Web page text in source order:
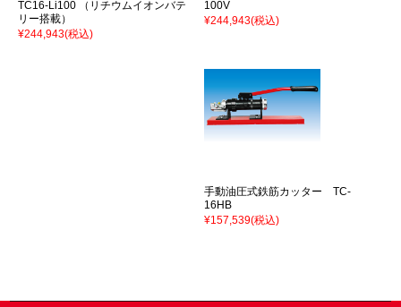
TC16-Li100 （リチウムイオンバテ
リー搭載）
¥244,943(税込)
100V
¥244,943(税込)
手動油圧式鉄筋カッター TC-
16HB
¥157,539(税込)